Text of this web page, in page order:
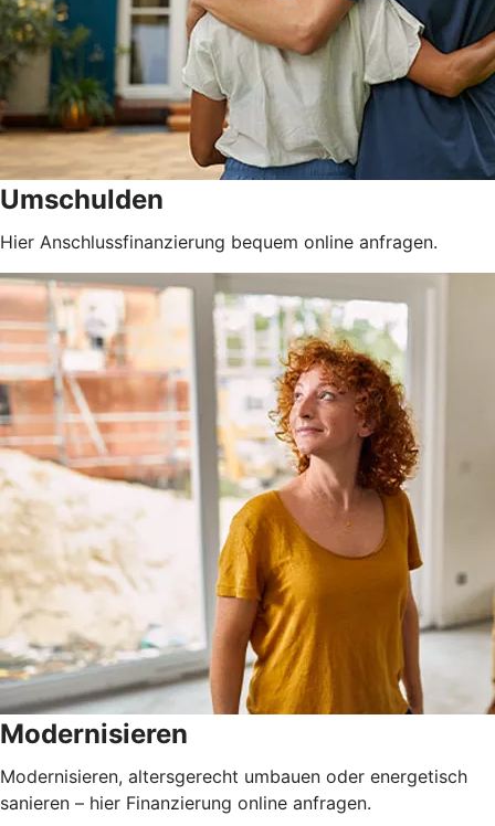
Umschulden
Hier Anschlussfinanzierung bequem online anfragen.
Modernisieren
Modernisieren, altersgerecht umbauen oder energetisch
sanieren – hier Finanzierung online anfragen.